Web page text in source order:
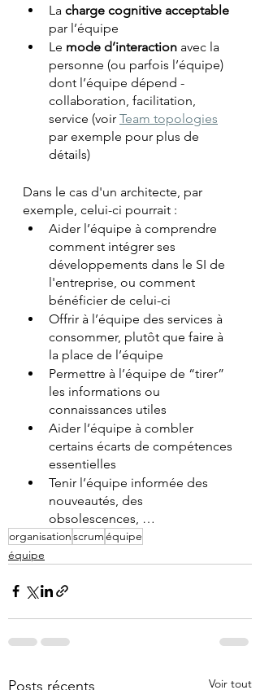
La charge cognitive acceptable
par l’équipe
Le mode d’interaction avec la
personne (ou parfois l’équipe)
dont l’équipe dépend -
collaboration, facilitation,
service (voir Team topologies
par exemple pour plus de
détails)
Dans le cas d'un architecte, par
exemple, celui-ci pourrait :
Aider l’équipe à comprendre
comment intégrer ses
développements dans le SI de
l'entreprise, ou comment
bénéficier de celui-ci
Offrir à l’équipe des services à
consommer, plutôt que faire à
la place de l’équipe
Permettre à l’équipe de “tirer”
les informations ou
connaissances utiles
Aider l’équipe à combler
certains écarts de compétences
essentielles
Tenir l’équipe informée des
nouveautés, des
obsolescences, …
organisationscruméquipe
équipe
Posts récents Voir tout